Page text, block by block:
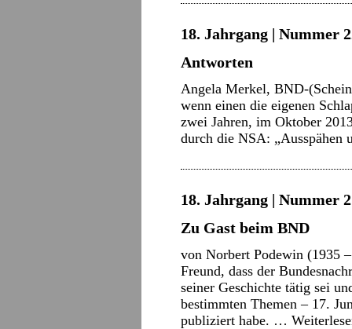
18. Jahrgang | Nummer
Antworten
Angela Merkel, BND-
wenn einen die eigenen
zwei Jahren, im Oktober
durch die NSA:
18. Jahrgang | Nummer
Zu Gast beim BND
von Norbert Podewin (1935
Freund, dass der
seiner Geschichte tätig sei
bestimmten Themen – 17.
publiziert habe. …